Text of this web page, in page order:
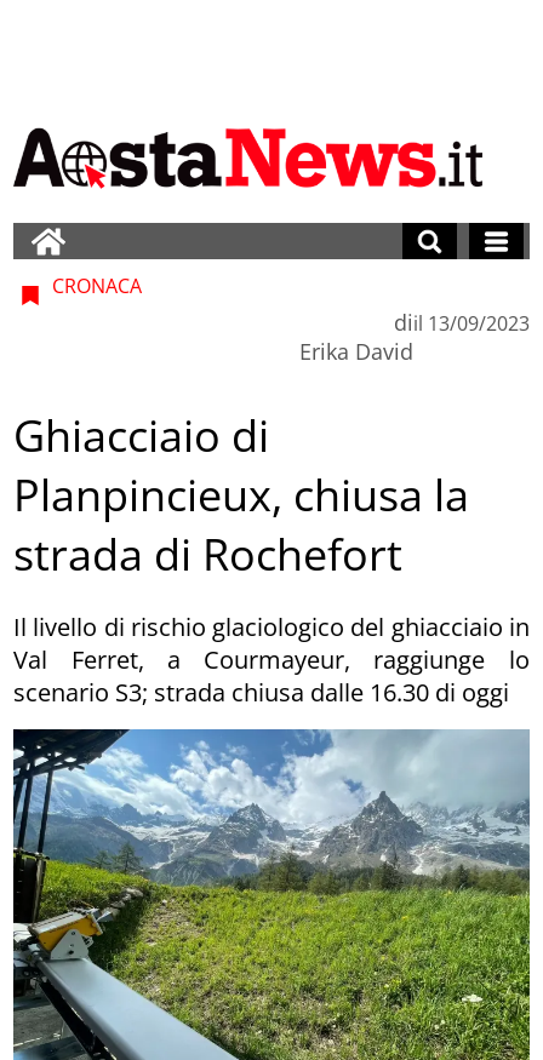
CRONACA
di
Erika David
il 13/09/2023
Ghiacciaio di
Planpincieux, chiusa la
strada di Rochefort
Il livello di rischio glaciologico del ghiacciaio in
Val Ferret, a Courmayeur, raggiunge lo
scenario S3; strada chiusa dalle 16.30 di oggi